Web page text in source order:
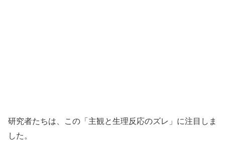
研究者たちは、この「主観と生理反応のズレ」に注目しま
した。